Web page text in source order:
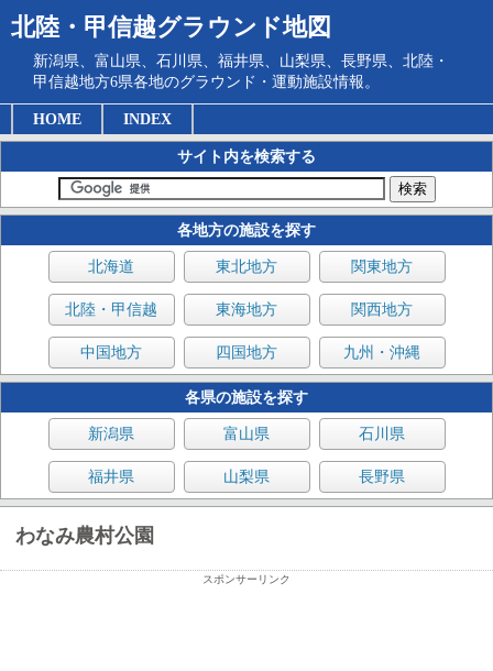
北陸・甲信越グラウンド地図
新潟県、富山県、石川県、福井県、山梨県、長野県、北陸・
甲信越地方6県各地のグラウンド・運動施設情報。
HOME INDEX
サイト内を検索する
各地方の施設を探す
北海道 東北地方 関東地方
北陸・甲信越 東海地方 関西地方
中国地方 四国地方 九州・沖縄
各県の施設を探す
新潟県 富山県 石川県
福井県 山梨県 長野県
わなみ農村公園
スポンサーリンク